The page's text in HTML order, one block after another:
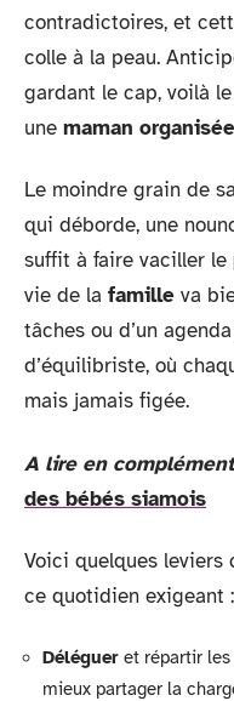
contradictoires, et
colle à la peau.
gardant le cap, voilà
une maman organisée
Le moindre grain de
qui déborde, une
suffit à faire vaciller le
vie de la famille va
tâches ou d’un
d’équilibriste, où
mais jamais figée.
A lire en
des bébés siamois
Voici quelques
ce quotidien exigeant :
Déléguer et répartir
mieux partager la